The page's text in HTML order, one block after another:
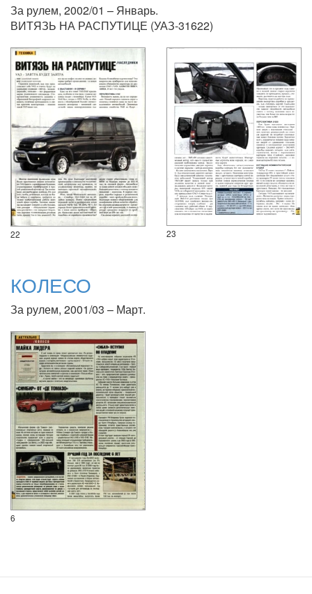
За рулем, 2002/01 – Январь.
ВИТЯЗЬ НА РАСПУТИЦЕ (УАЗ-31622)
22 23
КОЛЕСО
За рулем, 2001/03 – Март.
6